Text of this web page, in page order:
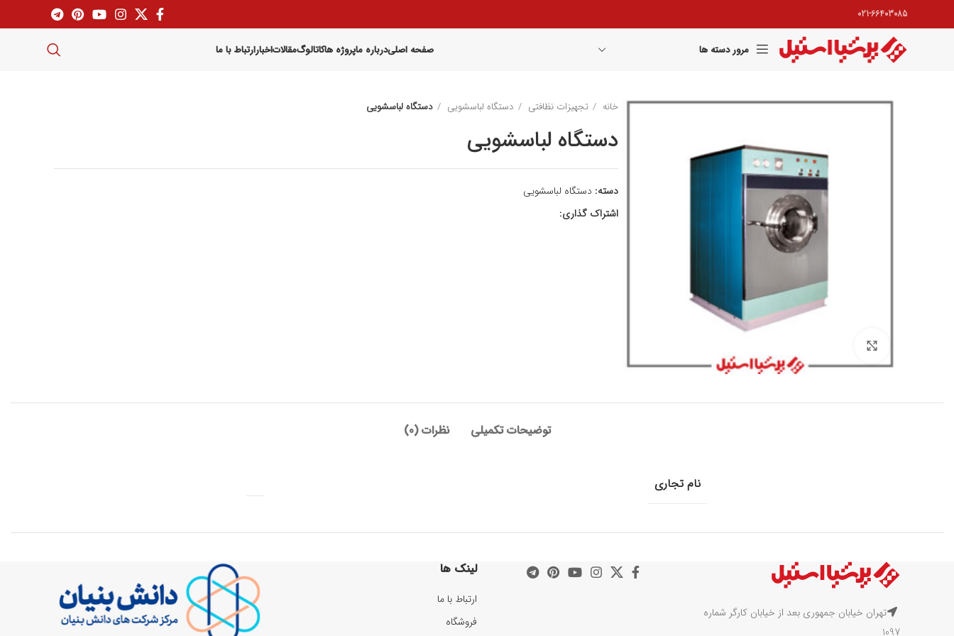
021-66403085
مرور دسته ها صفحه اصلیدرباره ماپروژه هاکاتالوگمقالاتاخبارارتباط با ما
خانه تجهیزات نظافتی دستگاه لباسشویی دستگاه لباسشویی
دستگاه لباسشویی
دسته: دستگاه لباسشویی
اشتراک گذاری:
توضیحات تکمیلی نظرات (0)
نام تجاری
تهران خیابان جمهوری بعد از خیابان کارگر شماره
1097
لینک ها
ارتباط با ما
فروشگاه